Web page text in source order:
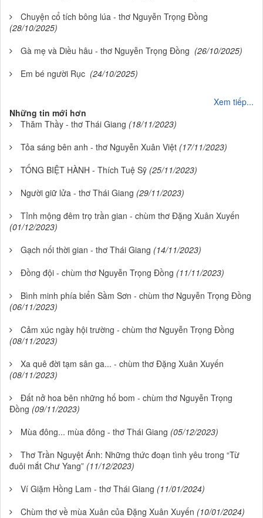
Chuyện cổ tích bông lúa - thơ Nguyễn Trọng Đồng
(28/10/2025)
Gà mẹ và Diều hâu - thơ Nguyễn Trọng Đồng (26/10/2025)
Em bé người Rục (24/10/2025)
Xem tiếp...
Những tin mới hơn
Thăm Thầy - thơ Thái Giang (18/11/2023)
Tỏa sáng bên anh - thơ Nguyễn Xuân Việt (17/11/2023)
TỐNG BIỆT HÀNH - Thích Tuệ Sỹ (25/11/2023)
Người giữ lửa - thơ Thái Giang (29/11/2023)
Tỉnh mộng đêm trọ trần gian - chùm thơ Đặng Xuân Xuyến
(01/12/2023)
Gạch nối thời gian - thơ Thái Giang (14/11/2023)
Đồng đội - chùm thơ Nguyễn Trọng Đồng (11/11/2023)
Bình minh phía biển Sầm Sơn - chùm thơ Nguyễn Trọng Đồng
(06/11/2023)
Cảm xúc ngày hội trường - chùm thơ Nguyễn Trọng Đồng
(08/11/2023)
Xa quê đời tạm sân ga... - chùm thơ Đặng Xuân Xuyến
(08/11/2023)
Đất nở hoa bên những hố bom - chùm thơ Nguyễn Trọng
Đồng (09/11/2023)
Mùa đông... mùa đông - thơ Thái Giang (05/12/2023)
Thơ Trần Nguyệt Ánh: Những thức đoạn tình yêu trong “Từ
đuôi mắt Chư Yang” (11/12/2023)
Ví Giặm Hồng Lam - thơ Thái Giang (11/01/2024)
Chùm thơ về mùa Xuân của Đặng Xuân Xuyến (10/01/2024)